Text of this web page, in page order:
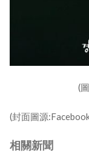
(
(封面圖源
相關新聞